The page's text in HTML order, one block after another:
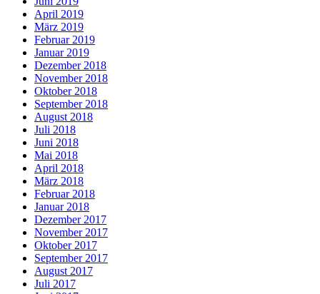
April 2019
März 2019
Februar 2019
Januar 2019
Dezember 2018
November 2018
Oktober 2018
September 2018
August 2018
Juli 2018
Juni 2018
Mai 2018
April 2018
März 2018
Februar 2018
Januar 2018
Dezember 2017
November 2017
Oktober 2017
September 2017
August 2017
Juli 2017